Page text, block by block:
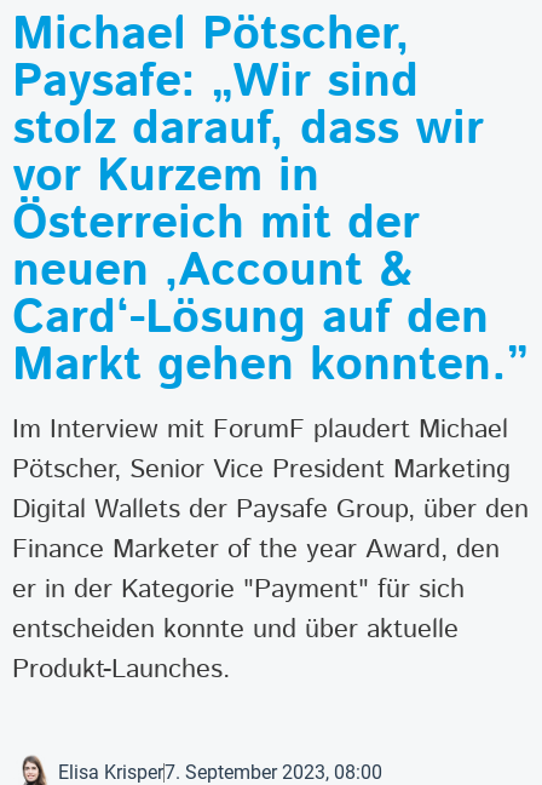
Michael Pötscher,
Paysafe: „Wir sind
stolz darauf, dass wir
vor Kurzem in
Österreich mit der
neuen ‚Account &
Card‘-Lösung auf den
Markt gehen konnten.”
Im Interview mit ForumF plaudert Michael
Pötscher, Senior Vice President Marketing
Digital Wallets der Paysafe Group, über den
Finance Marketer of the year Award, den
er in der Kategorie "Payment" für sich
entscheiden konnte und über aktuelle
Produkt-Launches.
Elisa Krisper7. September 2023, 08:00